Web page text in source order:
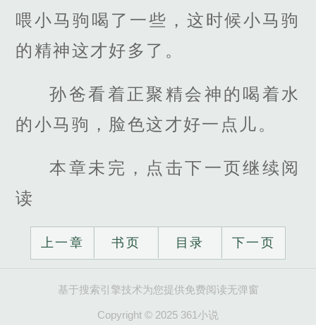
喂小马驹喝了一些，这时候小马驹
的精神这才好多了。
孙爸看着正聚精会神的喝着水
的小马驹，脸色这才好一点儿。
本章未完，点击下一页继续阅
读
上一章 书页 目录 下一页
基于搜索引擎技术为您提供免费阅读无弹窗
Copyright © 2025 361小说